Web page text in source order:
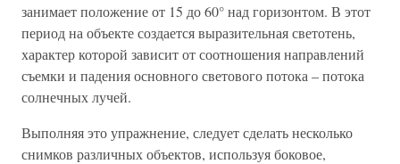
занимает положение от 15 до 60° над горизонтом. В этот
период на объекте создается выразительная светотень,
характер которой зависит от соотношения направлений
съемки и падения основного светового потока – потока
солнечных лучей.
Выполняя это упражнение, следует сделать несколько
снимков различных объектов, используя боковое,